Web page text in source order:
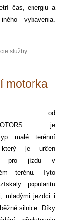
čas, energiu a
vybavenia.
služby
motorka
od
je
malé terénní
který je určen
pro jízdu v
terénu. Tyto
popularitu
mladými jezdci i
silnice. Díky